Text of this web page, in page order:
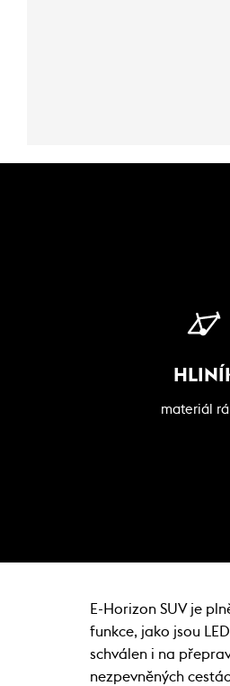
materiál
E-Horizon SUV je
funkce, jako jsou
schválen i na
nezpevněných